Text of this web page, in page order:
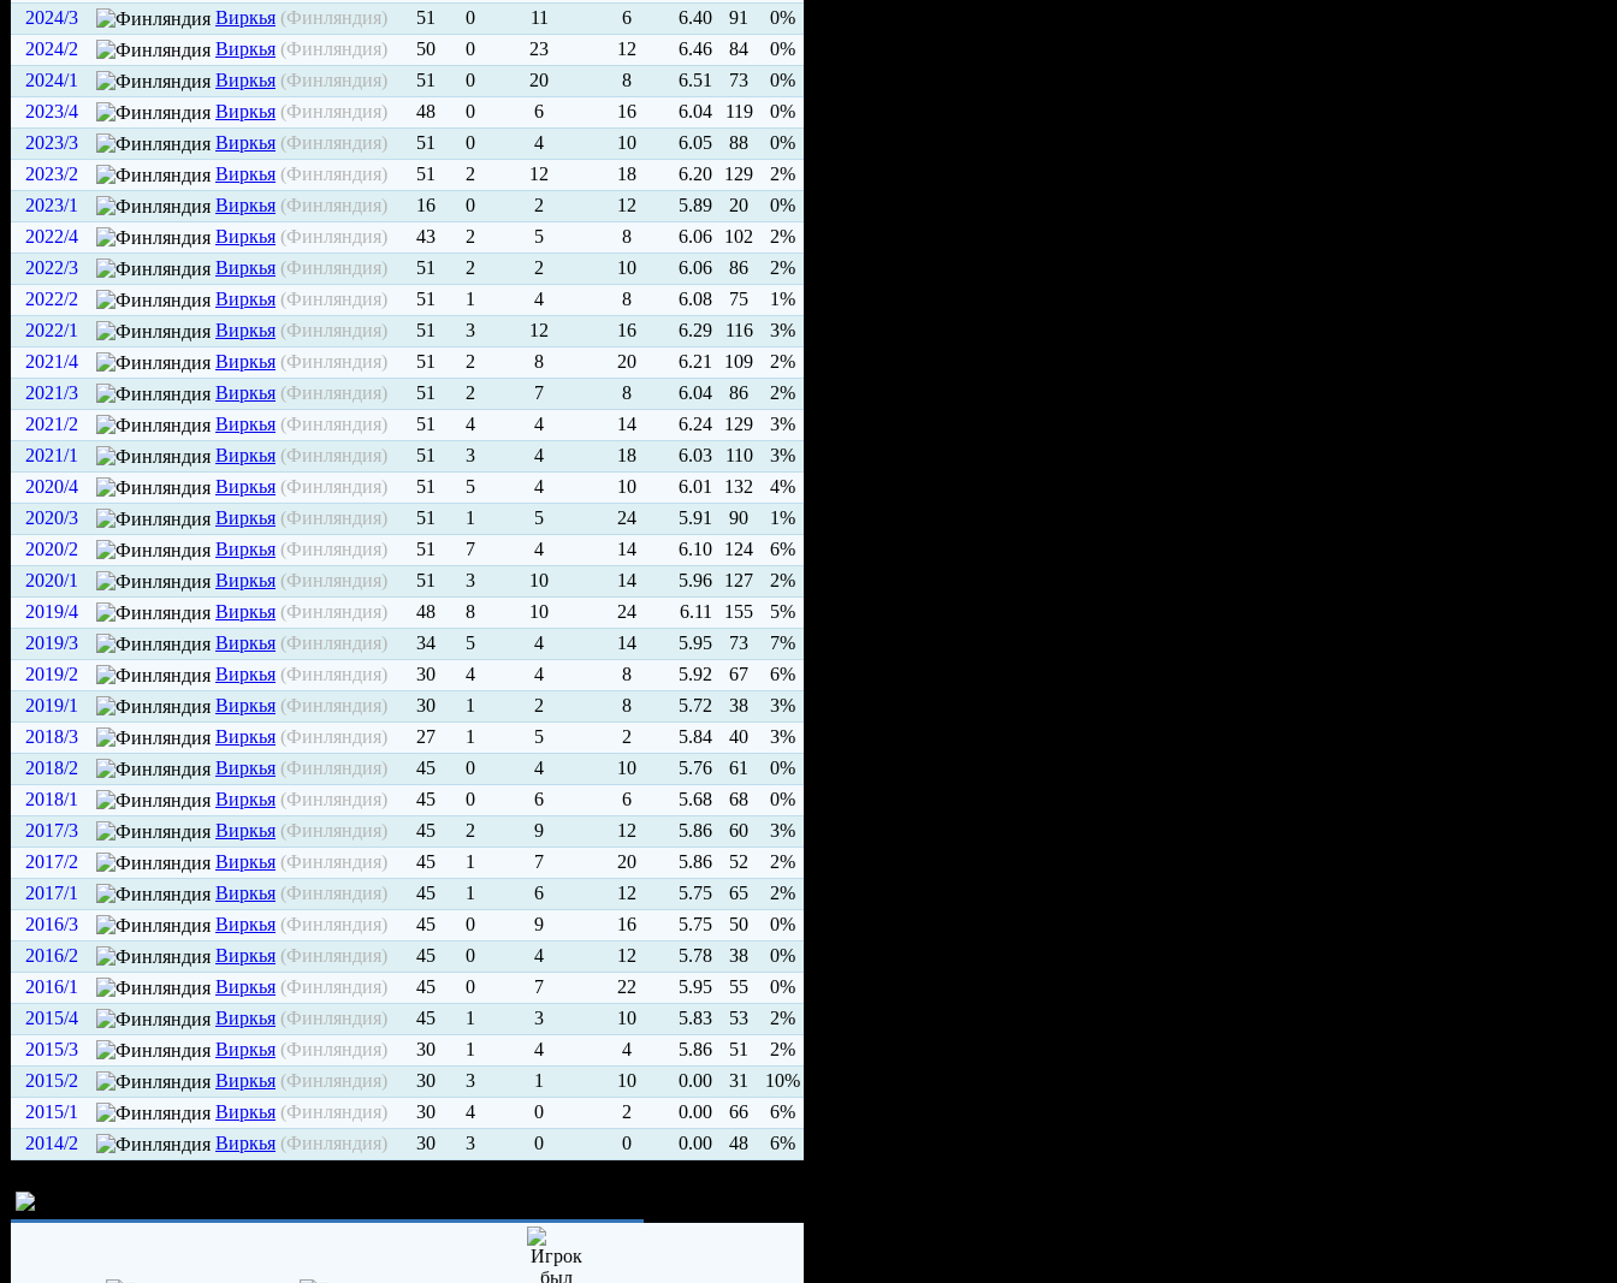
2024/3
Виркья (Финляндия) 51 0 11 6 6.40 91
0%
2024/2
Виркья (Финляндия) 50 0 23 12 6.46 84
0%
2024/1
Виркья (Финляндия) 51 0 20 8 6.51 73
0%
2023/4
Виркья (Финляндия) 48 0 6 16 6.04 119
0%
2023/3
Виркья (Финляндия) 51 0 4 10 6.05 88
0%
2023/2
Виркья (Финляндия) 51 2 12 18 6.20 129
2%
2023/1
Виркья (Финляндия) 16 0 2 12 5.89 20
0%
2022/4
Виркья (Финляндия) 43 2 5 8 6.06 102
2%
2022/3
Виркья (Финляндия) 51 2 2 10 6.06 86
2%
2022/2
Виркья (Финляндия) 51 1 4 8 6.08 75
1%
2022/1
Виркья (Финляндия) 51 3 12 16 6.29 116
3%
2021/4
Виркья (Финляндия) 51 2 8 20 6.21 109
2%
2021/3
Виркья (Финляндия) 51 2 7 8 6.04 86
2%
2021/2
Виркья (Финляндия) 51 4 4 14 6.24 129
3%
2021/1
Виркья (Финляндия) 51 3 4 18 6.03 110
3%
2020/4
Виркья (Финляндия) 51 5 4 10 6.01 132
4%
2020/3
Виркья (Финляндия) 51 1 5 24 5.91 90
1%
2020/2
Виркья (Финляндия) 51 7 4 14 6.10 124
6%
2020/1
Виркья (Финляндия) 51 3 10 14 5.96 127
2%
2019/4
Виркья (Финляндия) 48 8 10 24 6.11 155
5%
2019/3
Виркья (Финляндия) 34 5 4 14 5.95 73
7%
2019/2
Виркья (Финляндия) 30 4 4 8 5.92 67
6%
2019/1
Виркья (Финляндия) 30 1 2 8 5.72 38
3%
2018/3
Виркья (Финляндия) 27 1 5 2 5.84 40
3%
2018/2
Виркья (Финляндия) 45 0 4 10 5.76 61
0%
2018/1
Виркья (Финляндия) 45 0 6 6 5.68 68
0%
2017/3
Виркья (Финляндия) 45 2 9 12 5.86 60
3%
2017/2
Виркья (Финляндия) 45 1 7 20 5.86 52
2%
2017/1
Виркья (Финляндия) 45 1 6 12 5.75 65
2%
2016/3
Виркья (Финляндия) 45 0 9 16 5.75 50
0%
2016/2
Виркья (Финляндия) 45 0 4 12 5.78 38
0%
2016/1
Виркья (Финляндия) 45 0 7 22 5.95 55
0%
2015/4
Виркья (Финляндия) 45 1 3 10 5.83 53
2%
2015/3
Виркья (Финляндия) 30 1 4 4 5.86 51
2%
2015/2
Виркья (Финляндия) 30 3 1 10 0.00 31
10%
2015/1
Виркья (Финляндия) 30 4 0 2 0.00 66
6%
2014/2
Виркья (Финляндия) 30 3 0 0 0.00 48 6%